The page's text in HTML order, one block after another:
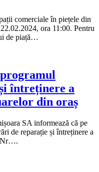
comerciale în piețele din
ora 11:00. Pentru
de piață…
întreținere a
din oraș
SA informează că pe
de reparație și întreținere a
Nr….